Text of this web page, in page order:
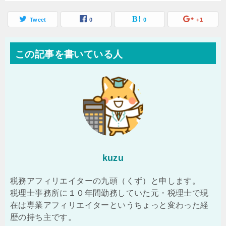
Tweet 0 0 +1
この記事を書いている人
kuzu
税務アフィリエイターの九頭（くず）と申します。
税理士事務所に１０年間勤務していた元・税理士で現
在は専業アフィリエイターというちょっと変わった経
歴の持ち主です。